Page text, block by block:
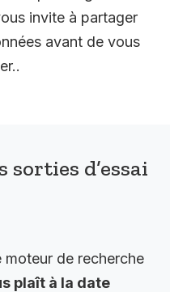
invite à partager
avant de vous
sorties d’essai
de recherche
plaît à la date